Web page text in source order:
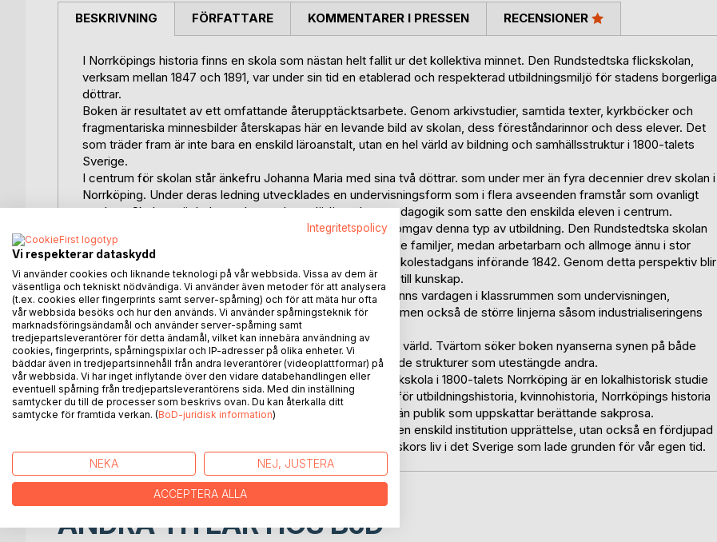
BESKRIVNING
I Norrköpings historia finns en skola som nästan helt fallit ur det kollektiva minnet. Den Rundstedtska flickskolan,
verksam mellan 1847 och 1891, var under sin tid en etablerad och respekterad utbildningsmiljö för stadens borgerliga
döttrar.
Boken är resultatet av ett omfattande återupptäcktsarbete. Genom arkivstudier, samtida texter, kyrkböcker och
fragmentariska minnesbilder återskapas här en levande bild av skolan, dess föreståndarinnor och dess elever. Det
som träder fram är inte bara en enskild läroanstalt, utan en hel värld av bildning och samhällsstruktur i 1800-talets
Sverige.
I centrum för skolan står änkefru Johanna Maria med sina två döttrar. som under mer än fyra decennier drev skolan i
Norrköping. Under deras ledning utvecklades en undervisningsform som i flera avseenden framstår som ovanligt
modern. Skolan präglades av lugn, arbetsglädje och en pedagogik som satte den enskilda eleven i centrum.
Samtidigt belyser boken de tydliga samhällsgränser som omgav denna typ av utbildning. Den Rundstedtska skolan
var tillgänglig för ett fåtal, flickor ur stadens mer välbärgade familjer, medan arbetarbarn och allmoge ännu i stor
utsträckning saknade motsvarande möjligheter, trots folkskolestadgans införande 1842. Genom detta perspektiv blir
skildringen också en berättelse om klass, kön och tillgång till kunskap.
Boken rör sig mellan det nära och det övergripande. Här finns vardagen i klassrummen som undervisningen,
språkövningarna, högläsningen och de långa skoldagarna, men också de större linjerna såsom industrialiseringens
Norrköping, utbildningens förändring.
Detta är inte en nostalgisk hyllning till en svunnen borgerlig värld. Tvärtom söker boken nyanserna synen på både
möjligheterna och begränsningarna, bildningens ideal och de strukturer som utestängde andra.
Skolan som staden glömde - Berättelsen om en privat flickskola i 1800-talets Norrköping är en lokalhistorisk studie
med bredare bäring. Den riktar sig till läsare med intresse för utbildningshistoria, kvinnohistoria, Norrköpings historia
och 1800-talets samhällsutveckling, men också till en allmän publik som uppskattar berättande sakprosa.
Genom att återföra denna skola till historien ges inte bara en enskild institution upprättelse, utan också en fördjupad
förståelse av hur utbildning, klass och kön formade människors liv i det Sverige som lade grunden för vår egen tid.
FÖRFATTARE KOMMENTARER I PRESSEN RECENSIONER
ANDRA TITLAR HOSBoD
Integritetspolicy
Vi respekterar dataskydd
Vi använder cookies och liknande teknologi på vår webbsida. Vissa av dem är
väsentliga och tekniskt nödvändiga. Vi använder även metoder för att analysera
(t.ex. cookies eller fingerprints samt server-spårning) och för att mäta hur ofta
vår webbsida besöks och hur den används. Vi använder spårningsteknik för
marknadsföringsändamål och använder server-spårning samt
tredjepartsleverantörer för detta ändamål, vilket kan innebära användning av
cookies, fingerprints, spårningspixlar och IP-adresser på olika enheter. Vi
bäddar även in tredjepartsinnehåll från andra leverantörer (videoplattformar) på
vår webbsida. Vi har inget inflytande över den vidare databehandlingen eller
eventuell spårning från tredjepartsleverantörens sida. Med din inställning
samtycker du till de processer som beskrivs ovan. Du kan återkalla ditt
samtycke för framtida verkan. (BoD-juridisk information)
NEKA NEJ, JUSTERA
ACCEPTERA ALLA